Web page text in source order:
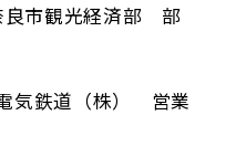
観光経済部 部
鉄道（株） 営業